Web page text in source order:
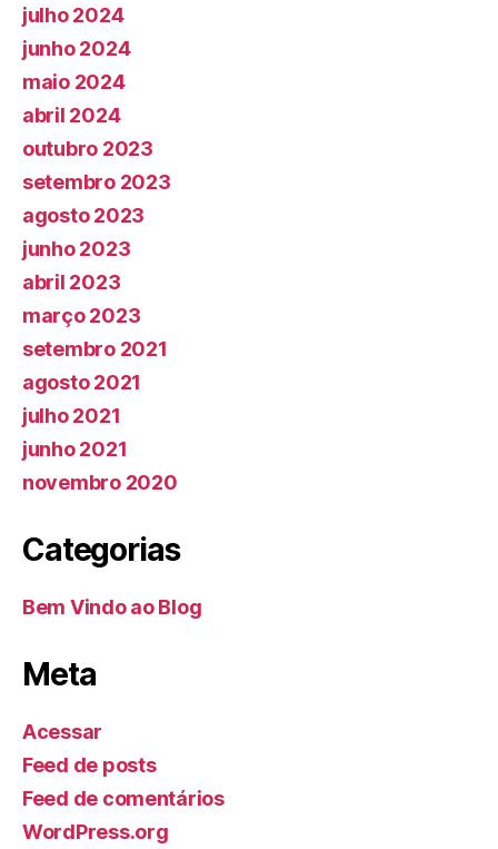
julho 2024
junho 2024
maio 2024
abril 2024
outubro 2023
setembro 2023
agosto 2023
junho 2023
abril 2023
março 2023
setembro 2021
agosto 2021
julho 2021
junho 2021
novembro 2020
Categorias
Bem Vindo ao Blog
Meta
Acessar
Feed de posts
Feed de comentários
WordPress.org